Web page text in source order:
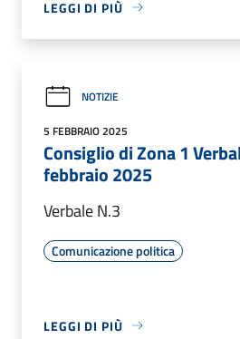
LEGGI DI PIÙ
NOTIZIE
5 FEBBRAIO 2025
Consiglio di Zona 1
febbraio 2025
Verbale N.3
Comunicazione politica
LEGGI DI PIÙ